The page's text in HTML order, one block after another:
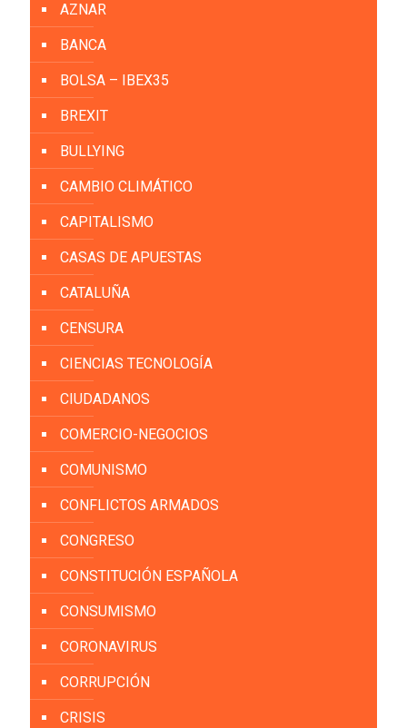
AZNAR
BANCA
BOLSA – IBEX35
BREXIT
BULLYING
CAMBIO CLIMÁTICO
CAPITALISMO
CASAS DE APUESTAS
CATALUÑA
CENSURA
CIENCIAS TECNOLOGÍA
CIUDADANOS
COMERCIO-NEGOCIOS
COMUNISMO
CONFLICTOS ARMADOS
CONGRESO
CONSTITUCIÓN ESPAÑOLA
CONSUMISMO
CORONAVIRUS
CORRUPCIÓN
CRISIS